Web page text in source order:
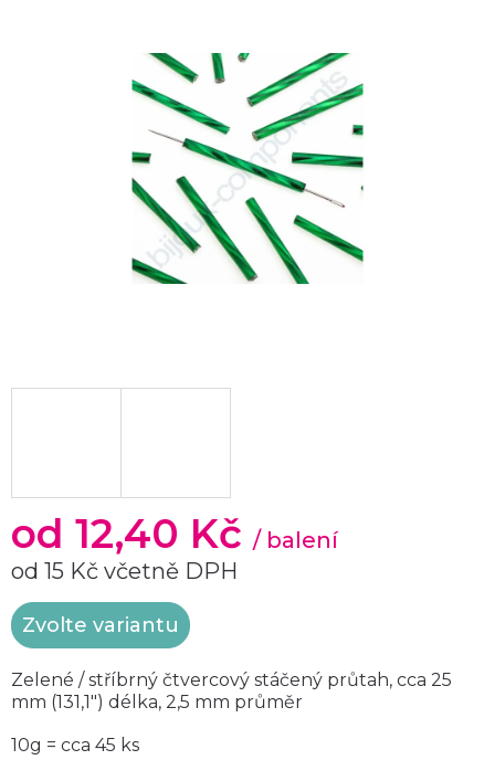
od 12,40 Kč / balení
od 15 Kč včetně DPH
Měrná
cena:
Zvolte variantu
Zelené / stříbrný čtvercový stáčený průtah, cca 25
mm (131,1") délka, 2,5 mm průměr
10g = cca 45 ks